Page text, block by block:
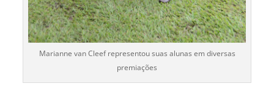
Marianne van Cleef representou suas alunas em diversas
premiações